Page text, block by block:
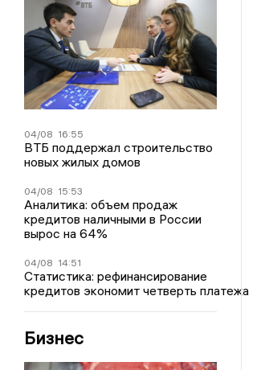
04/08 16:55
ВТБ поддержал строительство
новых жилых домов
04/08 15:53
Аналитика: объем продаж
кредитов наличными в России
вырос на 64%
04/08 14:51
Статистика: рефинансирование
кредитов экономит четверть платежа
Бизнес